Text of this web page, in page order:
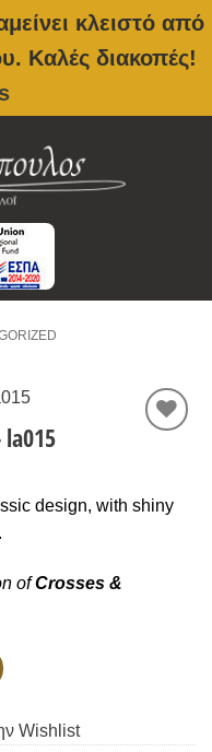
κλειστό από
Καλές διακοπές!
la015
design, with shiny
ofCrosses &
Wishlist